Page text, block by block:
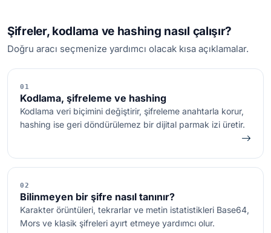
Şifreler, kodlama ve hashing nasıl çalışır?
Doğru aracı seçmenize yardımcı olacak kısa açıklamalar.
01
Kodlama, şifreleme ve hashing
Kodlama veri biçimini değiştirir, şifreleme anahtarla korur,
hashing ise geri döndürülemez bir dijital parmak izi üretir.
02
Bilinmeyen bir şifre nasıl tanınır?
Karakter örüntüleri, tekrarlar ve metin istatistikleri Base64,
Mors ve klasik şifreleri ayırt etmeye yardımcı olur.